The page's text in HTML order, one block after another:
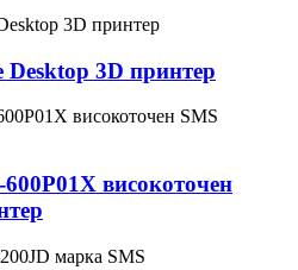
Desktop 3D принтер
високоточен